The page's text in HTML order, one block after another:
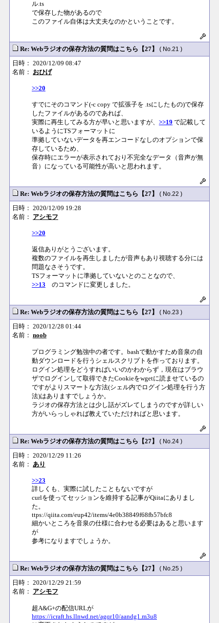
ル.ts
で保存した物があるので
このファイル自体は大丈夫なのかということです。
Re: Webラジオの保存方法の質問はこちら【27】 ( No.21 )
日時： 2020/12/09 08:47
名前： おひげ
>>20
すでにそのコマンド(-c copy で拡張子を .tsにしたもの)で保存
したファイルがあるのであれば、
実際に再生してみる方が早いと思いますが、 >>19 で記載して
いるようにTSフォーマットに
準拠していないデータを再エンコードなしのオプションで保
存しているため、
保存時にエラーが表示されており不完全なデータ（音声が無
音）になっている可能性が高いと思われます。
Re: Webラジオの保存方法の質問はこちら【27】 ( No.22 )
日時： 2020/12/09 19:28
名前： アシモフ
>>20
返信ありがとうございます。
複数のファイルを再生しましたが音声もあり視聴する分には
問題なさそうです。
TSフォーマットに準拠していないとのことなので、
>>13 のコマンドに変更しました。
Re: Webラジオの保存方法の質問はこちら【27】 ( No.23 )
日時： 2020/12/28 01:44
名前： noob
プログラミング勉強中の者です。bashで動かすため音泉の自
動ダウンロードを行うシェルスクリプトを作っております。
ログイン処理をどうすればいいのかわからず，現在はブラウ
ザでログインして取得できたCookieをwgetに読ませているの
ですがよりスマートな方法(シェル内でログイン処理を行う方
法)はありますでしょうか。
ラジオの保存方法とは少し話がズレてしまうのですが詳しい
方がいらっしゃれば教えていただければと思います。
Re: Webラジオの保存方法の質問はこちら【27】 ( No.24 )
日時： 2020/12/29 11:26
名前： あり
>>23
詳しくも、実際に試したこともないですが
curlを使ってセッションを維持する記事がQiitaにありまし
た。
ttps://qiita.com/eup42/items/4e0b38849f68fb57bfc8
細かいところを音泉の仕様に合わせる必要はあると思います
が
参考になりますでしょうか。
Re: Webラジオの保存方法の質問はこちら【27】 ( No.25 )
日時： 2020/12/29 21:59
名前： アシモフ
超A&G+の配信URLが
https://icraft.hs.llnwd.net/agqr10/aandg1.m3u8